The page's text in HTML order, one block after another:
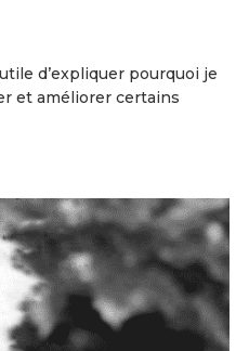
d’expliquer pourquoi je
et améliorer certains